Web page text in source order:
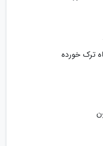
ترک خورده